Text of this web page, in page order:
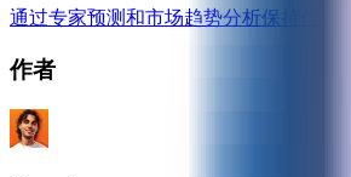
通过专家预测和市场趋势分析保持信息
作者